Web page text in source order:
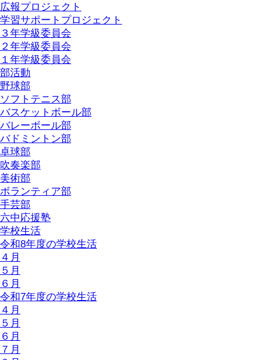
広報プロジェクト
学習サポートプロジェクト
３年学級委員会
２年学級委員会
１年学級委員会
部活動
野球部
ソフトテニス部
バスケットボール部
バレーボール部
バドミントン部
卓球部
吹奏楽部
美術部
ボランティア部
手芸部
六中応援塾
学校生活
令和8年度の学校生活
４月
５月
６月
令和7年度の学校生活
４月
５月
６月
７月